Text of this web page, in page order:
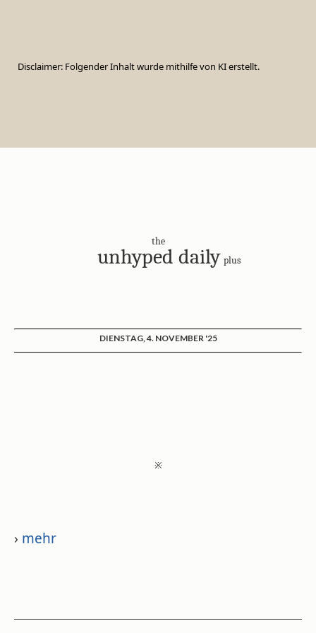
Disclaimer: Folgender Inhalt wurde mithilfe von KI erstellt.
the
unhyped daily plus
DIENSTAG, 4. NOVEMBER '25
※
› mehr